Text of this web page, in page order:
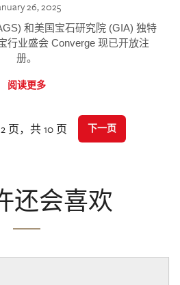
26, 2025
和美国宝石研究院 (GIA) 独特
行业盛会 Converge 现已开放注
册。
阅读更多
页，共 10 页 下一页
还会喜欢